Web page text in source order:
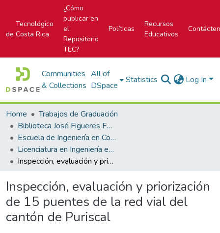
Tecnológico
de Costa Rica
¿Cómo
publicar en
el
Repositorio
TEC?
Políticas
Recursos
Educativos
Communities
& Collections
All of
DSpace
Statistics Log In
Home
Trabajos de Graduación
Biblioteca José Figueres Ferrer
Escuela de Ingeniería en Construcción
Licenciatura en Ingeniería en Construcción
Inspección, evaluación y priorización de 15 puentes de la red vial del cantón de Puriscal
Inspección, evaluación y priorización
de 15 puentes de la red vial del
cantón de Puriscal